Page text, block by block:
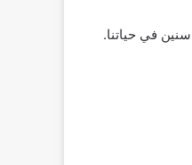
في حياتنا.